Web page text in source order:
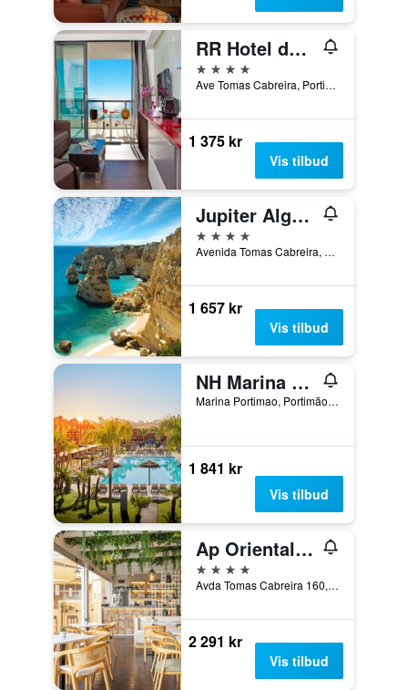
RR Hotel da Rocha
4 stjerner
Ave Tomas Cabreira, Portimão, Faro, Portugal
1 375 kr
Vis tilbud
Jupiter Algarve Hotel - Beach & Spa
4 stjerner
Avenida Tomas Cabreira, 92, Portimão, Faro, Portugal
1 657 kr
Vis tilbud
NH Marina Portimão Resort
Marina Portimao, Portimão, Faro, Portugal
1 841 kr
Vis tilbud
Ap Oriental Beach
4 stjerner
Avda Tomas Cabreira 160, Portimão, Faro, Portugal
2 291 kr
Vis tilbud